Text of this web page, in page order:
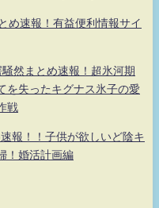
速報！有益便利情報サイ
然まとめ速報！超氷河期
を失ったキグナス氷子の愛
戦
報！！子供が欲しいど陰キ
！婚活計画編